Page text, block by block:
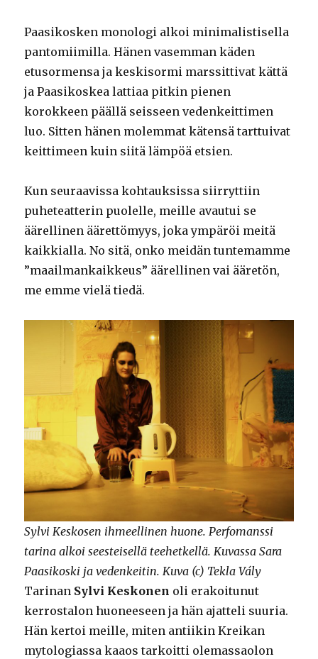
Paasikosken monologi alkoi minimalistisella
pantomiimilla. Hänen vasemman käden
etusormensa ja keskisormi marssittivat kättä
ja Paasikoskea lattiaa pitkin pienen
korokkeen päällä seisseen vedenkeittimen
luo. Sitten hänen molemmat kätensä tarttuivat
keittimeen kuin siitä lämpöä etsien.
Kun seuraavissa kohtauksissa siirryttiin
puheteatterin puolelle, meille avautui se
äärellinen äärettömyys, joka ympäröi meitä
kaikkialla. No sitä, onko meidän tuntemamme
”maailmankaikkeus” äärellinen vai ääretön,
me emme vielä tiedä.
Sylvi Keskosen ihmeellinen huone. Perfomanssi
tarina alkoi seesteisellä teehetkellä. Kuvassa Sara
Paasikoski ja vedenkeitin. Kuva (c) Tekla Vály
Tarinan Sylvi Keskonen oli erakoitunut
kerrostalon huoneeseen ja hän ajatteli suuria.
Hän kertoi meille, miten antiikin Kreikan
mytologiassa kaaos tarkoitti olemassaolon